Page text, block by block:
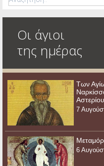
Οι άγιοι
της ημέρας
Των
7
6